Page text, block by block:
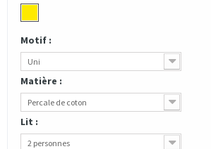
Motif :
Uni
Matière :
Percale de coton
Lit :
2 personnes